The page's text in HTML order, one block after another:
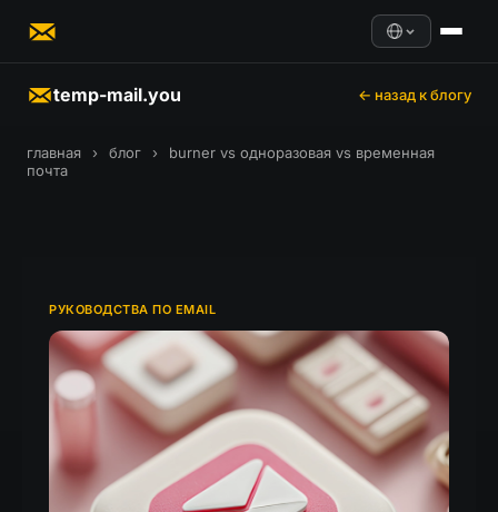
temp-mail.you ← назад к блогу
главная › блог ›
burner vs одноразовая vs временная
почта
РУКОВОДСТВА ПО EMAIL